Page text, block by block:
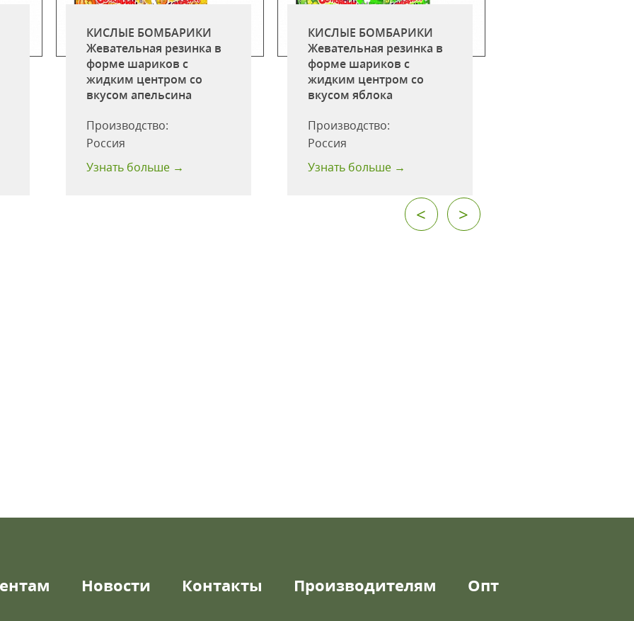
КИСЛЫЕ БОМБАРИКИ
Жевательная резинка в
форме шариков c
жидким центром со
вкусом апельсина
Производство:
Россия
Узнать больше →
КИСЛЫЕ БОМБАРИКИ
Жевательная резинка в
форме шариков c
жидким центром со
вкусом яблока
Производство:
Россия
Узнать больше →
< >
Новости Контакты Производителям Опт